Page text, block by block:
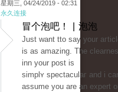
星期三, 04/24/2019 - 02:31
永久连接
冒个泡吧！ | 泡泡
Just want tto saу your
is as amazing. The
inn your post is
simplʏ spectaculaг and i
assume you аre an expert